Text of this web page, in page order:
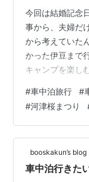
今回は結婚記念
事から、夫婦だ
から考えていた
かった伊豆まで
キャンプを楽し
発しよう！ 静岡
伊豆の出発点に
を楽しもう！ 筥
「安兵衛」で夕
駅「天城越え」
（二日目） 「金
#車中泊旅行 #
#河津桜まつり
booskakun’s blog
車中泊行きた